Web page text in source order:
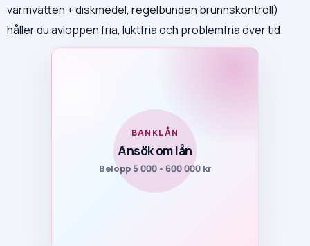
varmvatten + diskmedel, regelbunden brunnskontroll)
håller du avloppen fria, luktfria och problemfria över tid.
BANKLÅN
Ansök om lån
Belopp 5 000 - 600 000 kr